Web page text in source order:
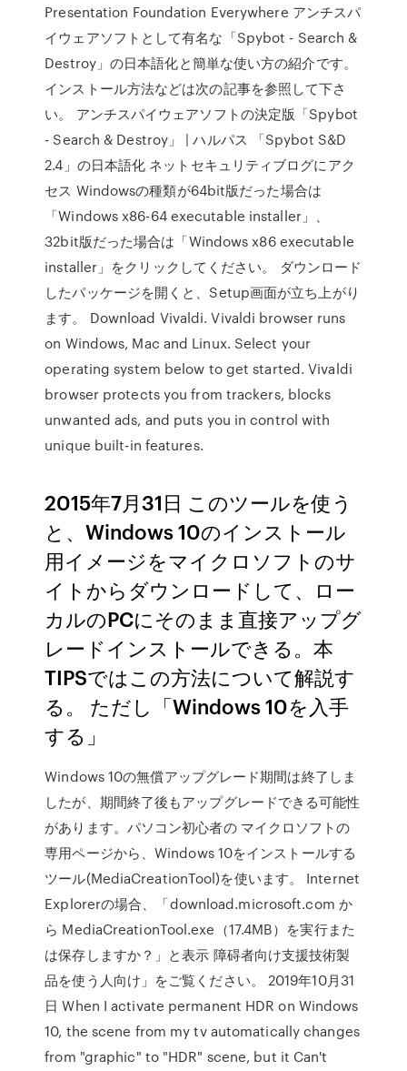
Presentation Foundation Everywhere アンチスパ
イウェアソフトとして有名な「Spybot - Search &
Destroy」の日本語化と簡単な使い方の紹介です。
インストール方法などは次の記事を参照して下さ
い。 アンチスパイウェアソフトの決定版「Spybot
- Search & Destroy」 | ハルパス 「Spybot S&D
2.4」の日本語化 ネットセキュリティブログにアク
セス Windowsの種類が64bit版だった場合は
「Windows x86-64 executable installer」、
32bit版だった場合は「Windows x86 executable
installer」をクリックしてください。 ダウンロード
したパッケージを開くと、Setup画面が立ち上がり
ます。 Download Vivaldi. Vivaldi browser runs
on Windows, Mac and Linux. Select your
operating system below to get started. Vivaldi
browser protects you from trackers, blocks
unwanted ads, and puts you in control with
unique built-in features.
2015年7月31日 このツールを使う
と、Windows 10のインストール
用イメージをマイクロソフトのサ
イトからダウンロードして、ロー
カルのPCにそのまま直接アップグ
レードインストールできる。本
TIPSではこの方法について解説す
る。 ただし「Windows 10を入手
する」
Windows 10の無償アップグレード期間は終了しま
したが、期間終了後もアップグレードできる可能性
があります。パソコン初心者の マイクロソフトの
専用ページから、Windows 10をインストールする
ツール(MediaCreationTool)を使います。 Internet
Explorerの場合、「download.microsoft.com か
ら MediaCreationTool.exe（17.4MB）を実行また
は保存しますか？」と表示 障碍者向け支援技術製
品を使う人向け」をご覧ください。 2019年10月31
日 When I activate permanent HDR on Windows
10, the scene from my tv automatically changes
from "graphic" to "HDR" scene, but it Can't